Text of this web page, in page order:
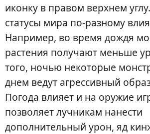
иконку в правом верхнем
статусы мира по-разному
Например, во время дождя
растения получают меньше
того, ночью некоторые
днем ведут агрессивный
Погода влияет и на оружие
позволяет лучникам нанести
дополнительный урон, яд